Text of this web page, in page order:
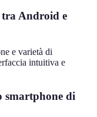
tra Android e
e varietà di
intuitiva e
smartphone di